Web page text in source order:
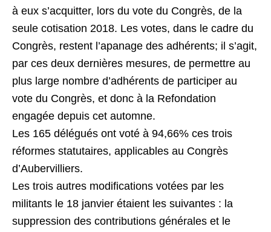
à eux s’acquitter, lors du vote du Congrès, de la
seule cotisation 2018. Les votes, dans le cadre du
Congrès, restent l’apanage des adhérents; il s’agit,
par ces deux dernières mesures, de permettre au
plus large nombre d’adhérents de participer au
vote du Congrès, et donc à la Refondation
engagée depuis cet automne.
Les 165 délégués ont voté à 94,66% ces trois
réformes statutaires, applicables au Congrès
d’Aubervilliers.
Les trois autres modifications votées par les
militants le 18 janvier étaient les suivantes : la
suppression des contributions générales et le